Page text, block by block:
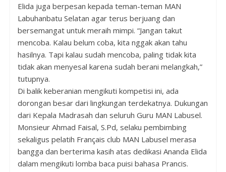
Elida juga berpesan kepada teman-teman MAN
Labuhanbatu Selatan agar terus berjuang dan
bersemangat untuk meraih mimpi. “Jangan takut
mencoba. Kalau belum coba, kita nggak akan tahu
hasilnya. Tapi kalau sudah mencoba, paling tidak kita
tidak akan menyesal karena sudah berani melangkah,”
tutupnya.
Di balik keberanian mengikuti kompetisi ini, ada
dorongan besar dari lingkungan terdekatnya. Dukungan
dari Kepala Madrasah dan seluruh Guru MAN Labusel.
Monsieur Ahmad Faisal, S.Pd, selaku pembimbing
sekaligus pelatih Français club MAN Labusel merasa
bangga dan berterima kasih atas dedikasi Ananda Elida
dalam mengikuti lomba baca puisi bahasa Prancis.